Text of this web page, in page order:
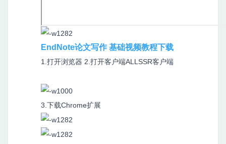
EndNote论文写作 基础视频教程下载
1.打开浏览器 2.打开客户端ALLSSR客户端
3.下载Chrome扩展